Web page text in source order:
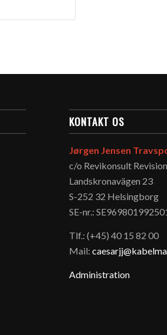
KONTAKT OS
Jørgen Jensen
c/o Revikonsult
Landskronavägen 23
S-252 32 Helsingborg
SE-nr.:
Tlf.: (+45) 40 15 82 00
Mail:
Administration